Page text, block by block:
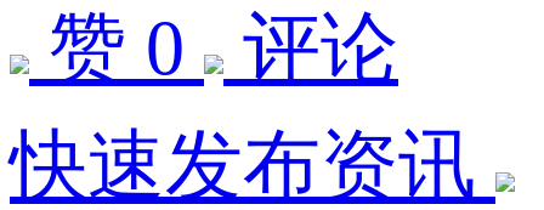
赞 0
评论
快速发布资讯